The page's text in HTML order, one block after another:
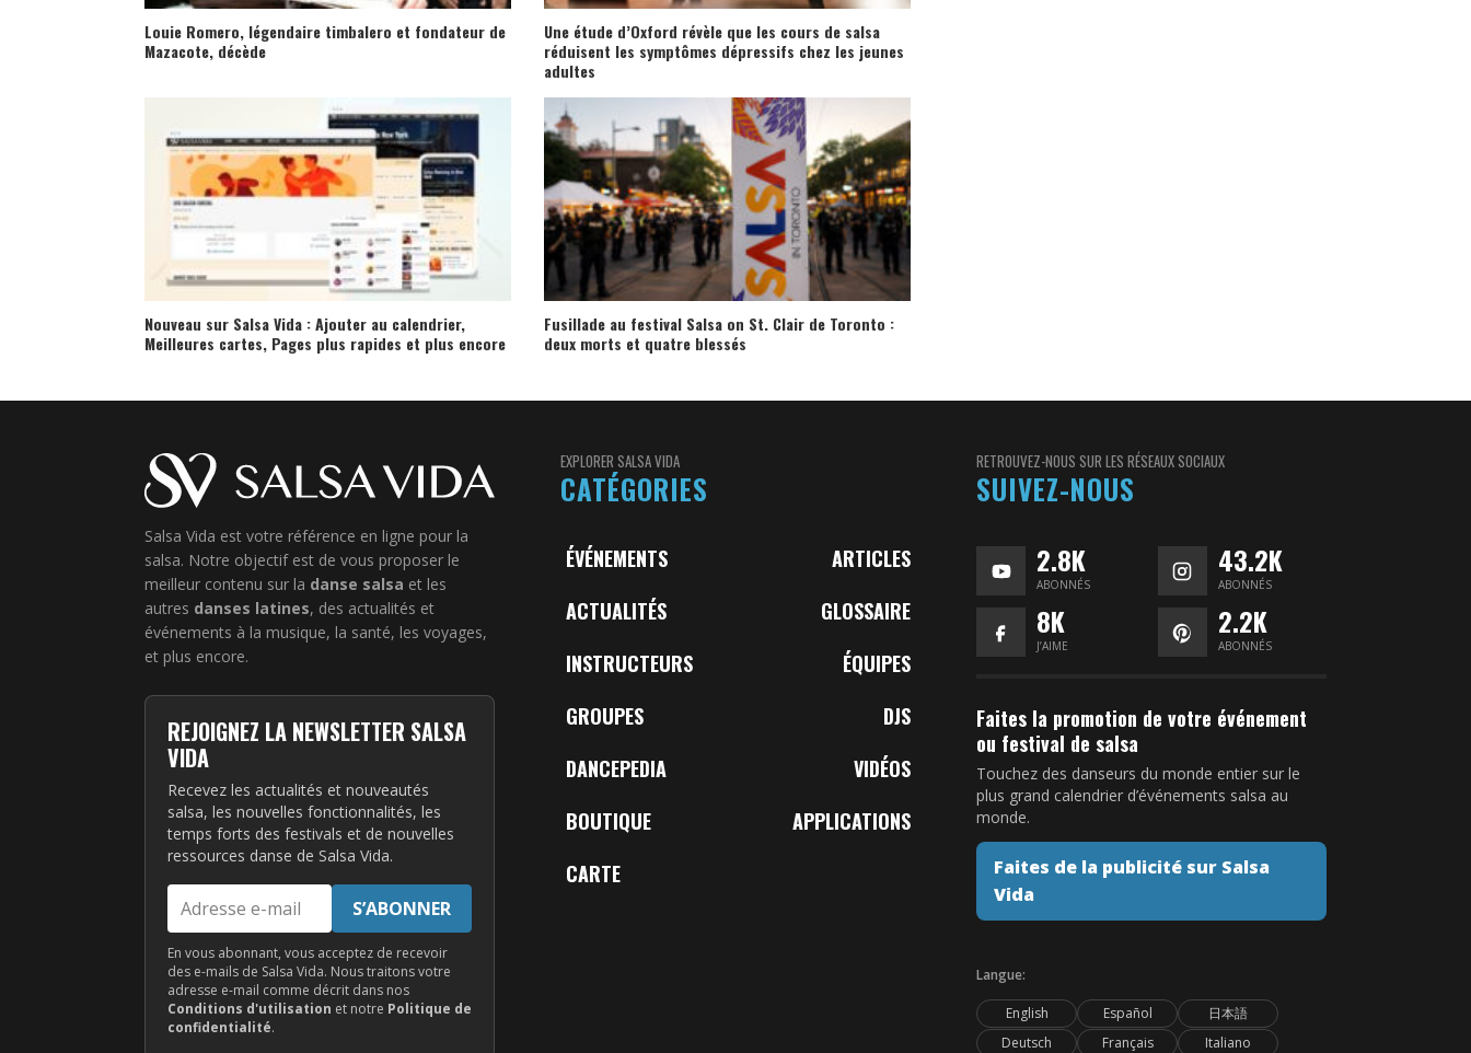
Louie Romero, légendaire timbalero et fondateur de
Mazacote, décède
Une étude d’Oxford révèle que les cours de salsa
réduisent les symptômes dépressifs chez les jeunes
adultes
Nouveau sur Salsa Vida : Ajouter au calendrier,
Meilleures cartes, Pages plus rapides et plus encore
Fusillade au festival Salsa on St. Clair de Toronto :
deux morts et quatre blessés
Salsa Vida est votre référence en ligne pour la
salsa. Notre objectif est de vous proposer le
meilleur contenu sur la danse salsa et les
autres danses latines, des actualités et
événements à la musique, la santé, les voyages,
et plus encore.
REJOIGNEZ LA NEWSLETTER SALSA
VIDA
Recevez les actualités et nouveautés
salsa, les nouvelles fonctionnalités, les
temps forts des festivals et de nouvelles
ressources danse de Salsa Vida.
Adresse
e-
mail
S’ABONNER
En vous abonnant, vous acceptez de recevoir
des e-mails de Salsa Vida. Nous traitons votre
adresse e-mail comme décrit dans nos
Conditions d'utilisation et notre Politique de
confidentialité.
EXPLORER SALSA VIDA
CATÉGORIES
ARTICLES
ÉVÉNEMENTS
GLOSSAIRE
ACTUALITÉS
ÉQUIPES
INSTRUCTEURS
DJS
GROUPES
VIDÉOS
DANCEPEDIA
APPLICATIONS
BOUTIQUE
CARTE
RETROUVEZ-NOUS SUR LES RÉSEAUX SOCIAUX
SUIVEZ-NOUS
2.8K
ABONNÉS
43.2K
ABONNÉS
8K
J’AIME
2.2K
ABONNÉS
Faites la promotion de votre événement
ou festival de salsa
Touchez des danseurs du monde entier sur le
plus grand calendrier d’événements salsa au
monde.
Faites de la publicité sur Salsa
Vida
Langue:
English Español
日本語
Deutsch
Français Italiano